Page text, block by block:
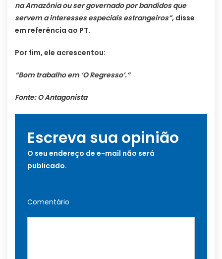
na Amazônia ou ser governado por bandidos que
servem a interesses especiais estrangeiros”, disse
em referência ao PT.
Por fim, ele acrescentou:
“Bom trabalho em ‘O Regresso’.”
Fonte: O Antagonista
Escreva sua opinião
O seu endereço de e-mail não será
publicado.
Comentário